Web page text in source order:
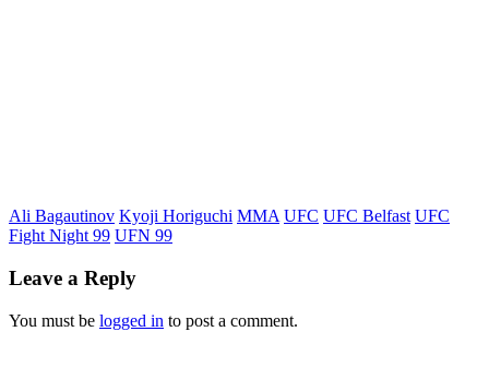
Ali Bagautinov Kyoji Horiguchi MMA UFC UFC Belfast UFC
Fight Night 99 UFN 99
Leave a Reply
You must be logged in to post a comment.